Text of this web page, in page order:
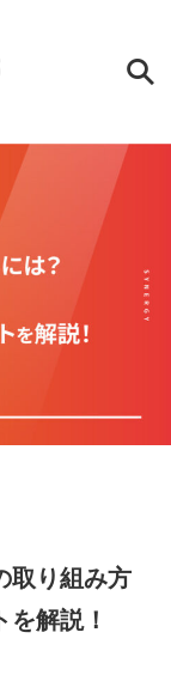
取り組み方
解説！